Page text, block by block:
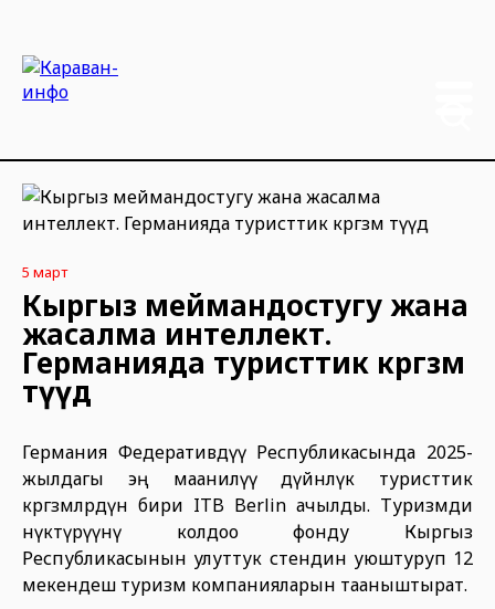
5 март
Кыргыз меймандостугу жана
жасалма интеллект.
Германияда туристтик көргөзмө
өтүүдө
Германия Федеративдүү Республикасында 2025-
жылдагы эң маанилүү дүйнөлүк туристтик
көргөзмөлөрдүн бири ITB Berlin ачылды. Туризмди
өнүктүрүүнү колдоо фонду Кыргыз
Республикасынын улуттук стендин уюштуруп 12
мекендеш туризм компанияларын тааныштырат.